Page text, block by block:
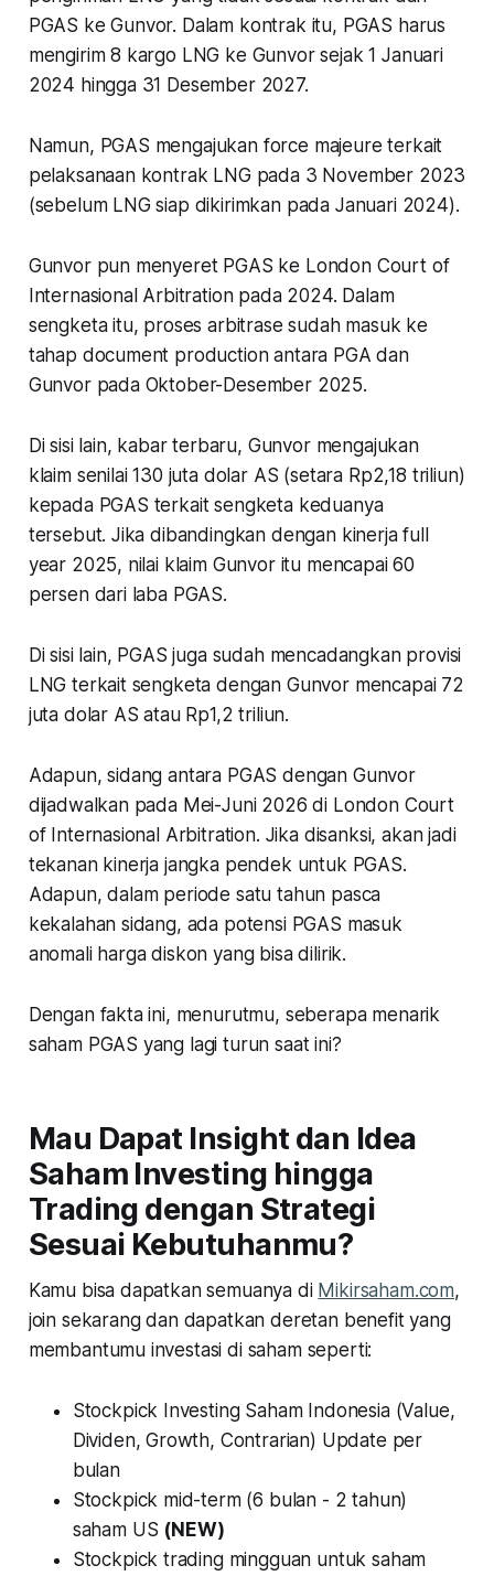
PGAS ke Gunvor. Dalam kontrak itu, PGAS harus
mengirim 8 kargo LNG ke Gunvor sejak 1 Januari
2024 hingga 31 Desember 2027.
Namun, PGAS mengajukan force majeure terkait
pelaksanaan kontrak LNG pada 3 November 2023
(sebelum LNG siap dikirimkan pada Januari 2024).
Gunvor pun menyeret PGAS ke London Court of
Internasional Arbitration pada 2024. Dalam
sengketa itu, proses arbitrase sudah masuk ke
tahap document production antara PGA dan
Gunvor pada Oktober-Desember 2025.
Di sisi lain, kabar terbaru, Gunvor mengajukan
klaim senilai 130 juta dolar AS (setara Rp2,18 triliun)
kepada PGAS terkait sengketa keduanya
tersebut. Jika dibandingkan dengan kinerja full
year 2025, nilai klaim Gunvor itu mencapai 60
persen dari laba PGAS.
Di sisi lain, PGAS juga sudah mencadangkan provisi
LNG terkait sengketa dengan Gunvor mencapai 72
juta dolar AS atau Rp1,2 triliun.
Adapun, sidang antara PGAS dengan Gunvor
dijadwalkan pada Mei-Juni 2026 di London Court
of Internasional Arbitration. Jika disanksi, akan jadi
tekanan kinerja jangka pendek untuk PGAS.
Adapun, dalam periode satu tahun pasca
kekalahan sidang, ada potensi PGAS masuk
anomali harga diskon yang bisa dilirik.
Dengan fakta ini, menurutmu, seberapa menarik
saham PGAS yang lagi turun saat ini?
Mau Dapat Insight dan Idea
Saham Investing hingga
Trading dengan Strategi
Sesuai Kebutuhanmu?
Kamu bisa dapatkan semuanya di Mikirsaham.com,
join sekarang dan dapatkan deretan benefit yang
membantumu investasi di saham seperti:
Stockpick Investing Saham Indonesia (Value,
Dividen, Growth, Contrarian) Update per
bulan
Stockpick mid-term (6 bulan - 2 tahun)
saham US (NEW)
Stockpick trading mingguan untuk saham